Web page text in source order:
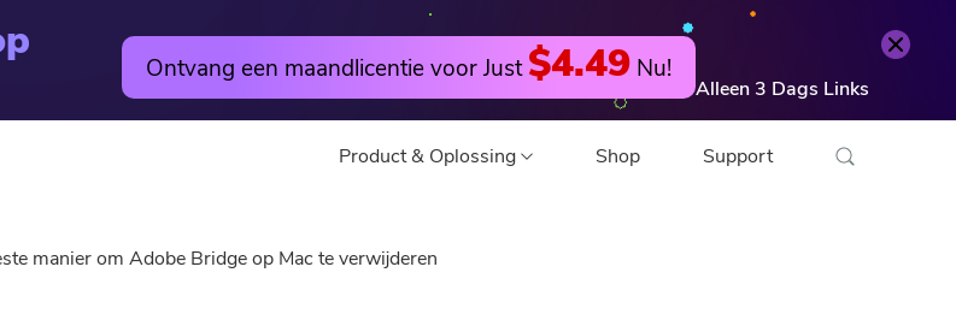
Ontvang een maandlicentie voor Just$4.49 Nu!
Alleen 3 Dags Links
Product & Oplossing Shop Support
Probeer het gratis
manier om Adobe Bridge op Mac te verwijderen